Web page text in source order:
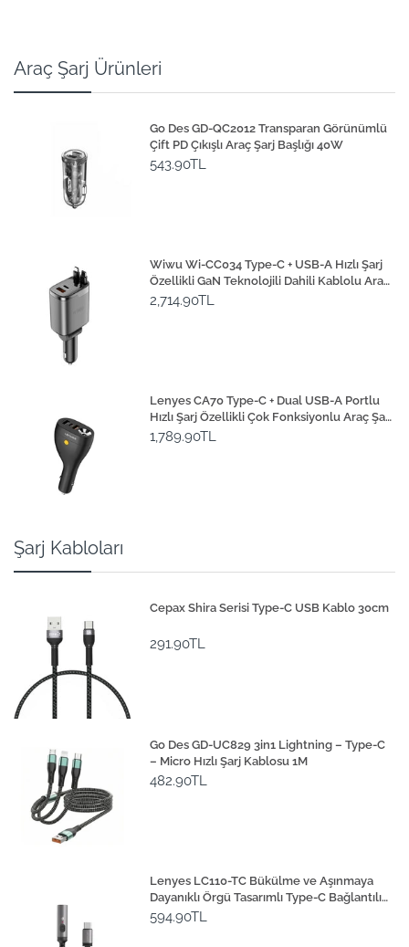
Araç Şarj Ürünleri
Go Des GD-QC2012 Transparan Görünümlü
Çift PD Çıkışlı Araç Şarj Başlığı 40W
543.90TL
Wiwu Wi-CC034 Type-C + USB-A Hızlı Şarj
Özellikli GaN Teknolojili Dahili Kablolu Araç
Şarj Aleti 111W
2,714.90TL
Lenyes CA70 Type-C + Dual USB-A Portlu
Hızlı Şarj Özellikli Çok Fonksiyonlu Araç Şarj
Aleti 20W
1,789.90TL
Şarj Kabloları
Cepax Shira Serisi Type-C USB Kablo 30cm
291.90TL
Go Des GD-UC829 3in1 Lightning – Type-C
– Micro Hızlı Şarj Kablosu 1M
482.90TL
Lenyes LC110-TC Bükülme ve Aşınmaya
Dayanıklı Örgü Tasarımlı Type-C Bağlantılı
Çakmak Kablosu 30cm
594.90TL